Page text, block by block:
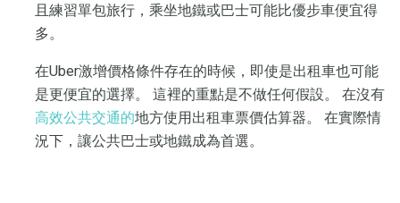
且練習單包旅行，乘坐地鐵或巴士可能比優步車便宜得
多。
在Uber激增價格條件存在的時候，即使是出租車也可能
是更便宜的選擇。 這裡的重點是不做任何假設。 在沒有
高效公共交通的地方使用出租車票價估算器。 在實際情
況下，讓公共巴士或地鐵成為首選。